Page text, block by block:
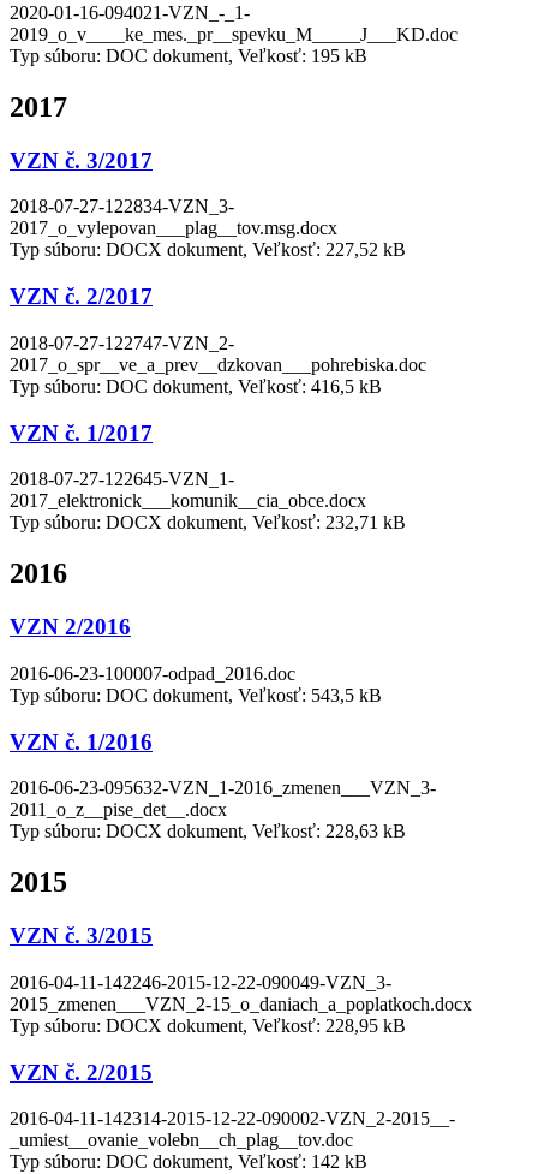
2020-01-16-094021-VZN_-_1-
2019_o_v____ke_mes._pr__spevku_M_____J___KD.doc
Typ súboru: DOC dokument, Veľkosť: 195 kB
2017
VZN č. 3/2017
2018-07-27-122834-VZN_3-
2017_o_vylepovan___plag__tov.msg.docx
Typ súboru: DOCX dokument, Veľkosť: 227,52 kB
VZN č. 2/2017
2018-07-27-122747-VZN_2-
2017_o_spr__ve_a_prev__dzkovan___pohrebiska.doc
Typ súboru: DOC dokument, Veľkosť: 416,5 kB
VZN č. 1/2017
2018-07-27-122645-VZN_1-
2017_elektronick___komunik__cia_obce.docx
Typ súboru: DOCX dokument, Veľkosť: 232,71 kB
2016
VZN 2/2016
2016-06-23-100007-odpad_2016.doc
Typ súboru: DOC dokument, Veľkosť: 543,5 kB
VZN č. 1/2016
2016-06-23-095632-VZN_1-2016_zmenen___VZN_3-
2011_o_z__pise_det__.docx
Typ súboru: DOCX dokument, Veľkosť: 228,63 kB
2015
VZN č. 3/2015
2016-04-11-142246-2015-12-22-090049-VZN_3-
2015_zmenen___VZN_2-15_o_daniach_a_poplatkoch.docx
Typ súboru: DOCX dokument, Veľkosť: 228,95 kB
VZN č. 2/2015
2016-04-11-142314-2015-12-22-090002-VZN_2-2015__-
_umiest__ovanie_volebn__ch_plag__tov.doc
Typ súboru: DOC dokument, Veľkosť: 142 kB